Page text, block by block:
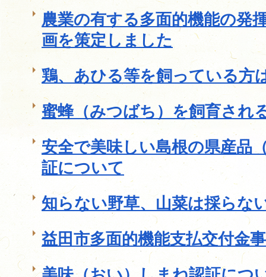
農業の有する多面的機能の発
画を策定しました
鶏、あひる等を飼っている方
蜜蜂（みつばち）を飼育され
安全で美味しい島根の県産品
証について
知らない野草、山菜は採らな
益田市多面的機能支払交付金